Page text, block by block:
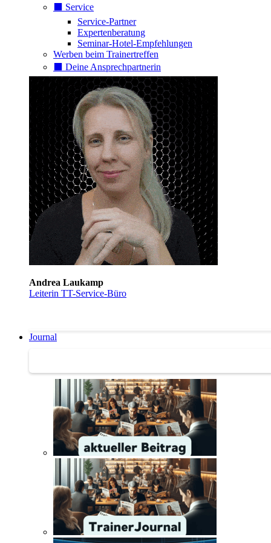
⬛️ Service
Service-Partner
Expertenberatung
Seminar-Hotel-Empfehlungen
Werben beim Trainertreffen
⬛️ Deine Ansprechpartnerin
Andrea Laukamp
Leiterin TT-Service-Büro
Journal